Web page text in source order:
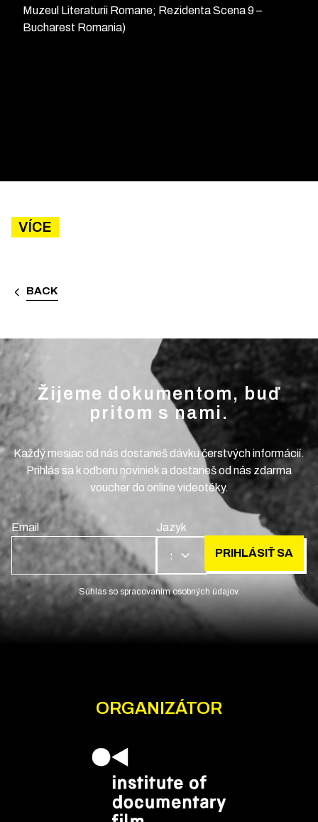
Muzeul Literaturii Romane; Rezidenta Scena 9 –
Bucharest Romania)
VÍCE
BACK
Žijeme dokumentom, buď
pritom s nami.
Každý mesiac od nás dostaneš dávku čerstvých informácií.
Prihlás sa k odberu noviniek a dostaneš od nás zdarma
voucher do online videotéky.
Email Jazyk
SK PRIHLÁSIŤ SA
Súhlas so spracovaním osobných údajov.
ORGANIZÁTOR